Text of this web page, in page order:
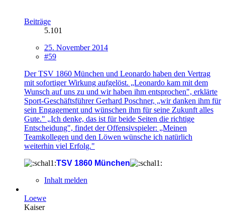
Beiträge
5.101
25. November 2014
#59
Der TSV 1860 München und Leonardo haben den Vertrag
mit sofortiger Wirkung aufgelöst. „Leonardo kam mit dem
Wunsch auf uns zu und wir haben ihm entsprochen", erklärte
Sport-Geschäftsführer Gerhard Poschner, „wir danken ihm für
sein Engagement und wünschen ihm für seine Zukunft alles
Gute." „Ich denke, das ist für beide Seiten die richtige
Entscheidung", findet der Offensivspieler: „Meinen
Teamkollegen und den Löwen wünsche ich natürlich
weiterhin viel Erfolg."
TSV 1860 München
Inhalt melden
Loewe
Kaiser